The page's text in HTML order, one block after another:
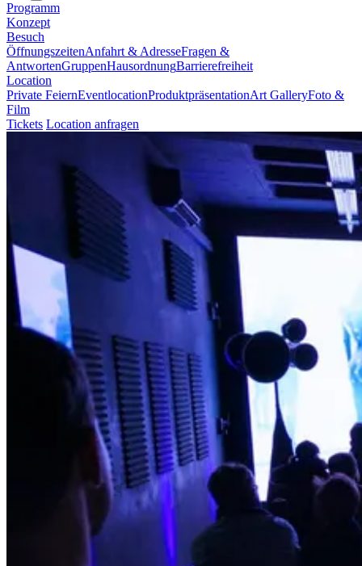
Programm
Konzept
Besuch
ÖffnungszeitenAnfahrt & AdresseFragen &
AntwortenGruppenHausordnungBarrierefreiheit
Location
Private FeiernEventlocationProduktpräsentationArt GalleryFoto &
Film
Tickets Location anfragen